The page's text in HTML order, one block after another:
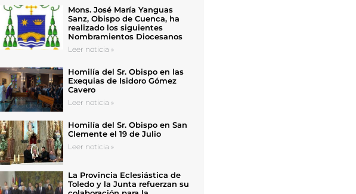
Mons. José María Yanguas
Sanz, Obispo de Cuenca, ha
realizado los siguientes
Nombramientos Diocesanos
Leer noticia »
Homilía del Sr. Obispo en las
Exequias de Isidoro Gómez
Cavero
Leer noticia »
Homilía del Sr. Obispo en San
Clemente el 19 de Julio
Leer noticia »
La Provincia Eclesiástica de
Toledo y la Junta refuerzan su